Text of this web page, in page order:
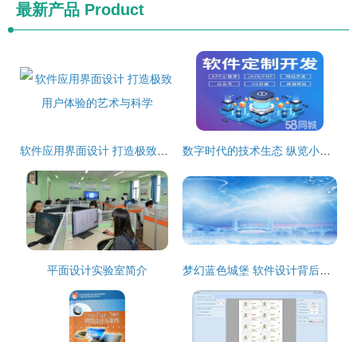
最新产品 Product
平面设计实验室简介